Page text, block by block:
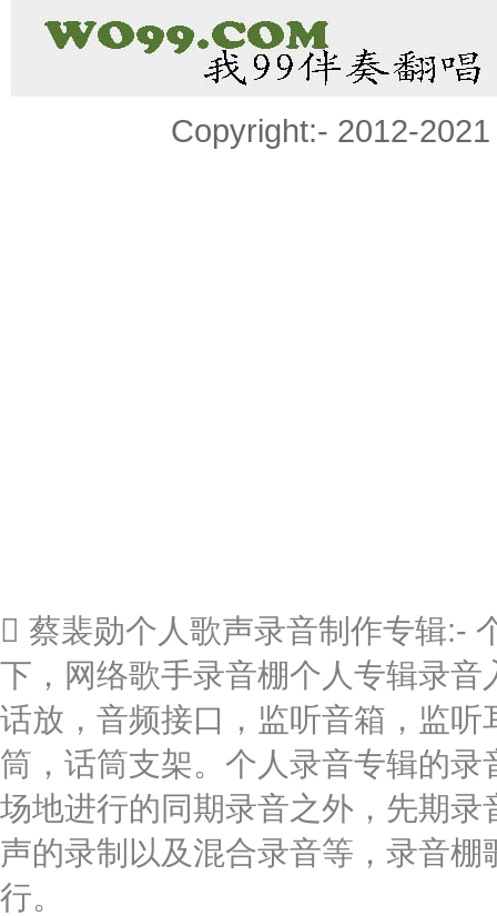
Copyright:- 2012-
 蔡裴勋个人歌声录音制作专辑:-
下，网络歌手录音棚个人专辑录
话放，音频接口，监听音箱，监
筒，话筒支架。个人录音专辑的
场地进行的同期录音之外，先期
声的录制以及混合录音等，录音
行。